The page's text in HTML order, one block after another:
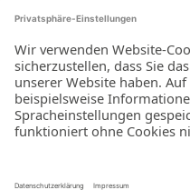
385 reviews from real customers
(last 12 months)
Total: 11283
Die Auswahl und die
Einfachheit der
Bestellung.